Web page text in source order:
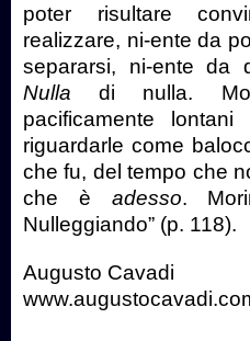
poter risultare
realizzare, ni-ente da
separarsi, ni-ente da
Nulladi nulla.
pacificamente
riguardarle come
che fu, del tempo che
che è adesso.
Nulleggiando” (p. 118).
Augusto Cavadi